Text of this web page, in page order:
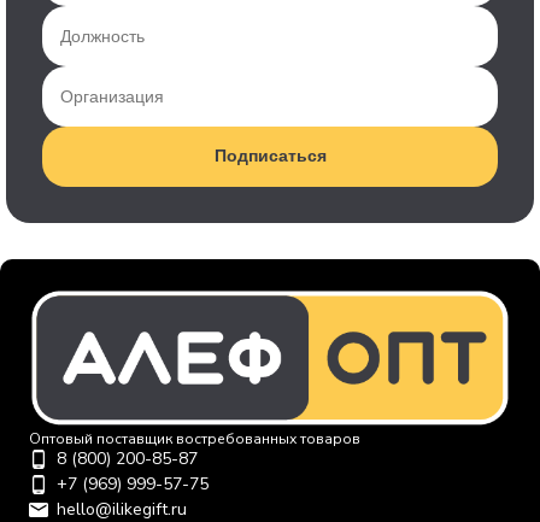
Подписаться
Оптовый поставщик востребованных товаров
8 (800) 200-85-87
+7 (969) 999-57-75
hello@ilikegift.ru